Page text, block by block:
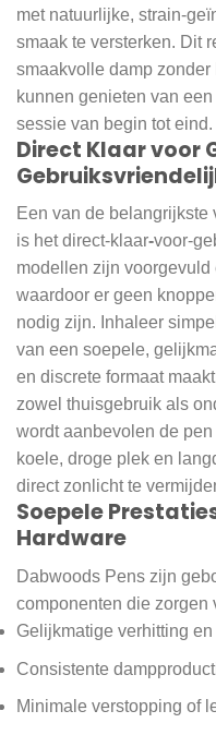
met natuurlijke, strain-
smaak te versterken. Dit
smaakvolle damp
kunnen genieten van
sessie van begin tot eind.
Direct Klaar voor
Een van de
is het direct-klaar-voor-
modellen zijn
waardoor er geen
nodig zijn. Inhaleer
van een soepele,
en discrete formaat
zowel thuisgebruik als
wordt aanbevolen de
koele, droge plek en
direct zonlicht te
Soepele
Hardware
Dabwoods Pens zijn
componenten die zorgen
Gelijkmatige verhitting
Consistente
Minimale verstopping of